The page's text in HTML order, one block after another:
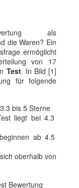
als
die Waren? Ein
ermöglicht
von 17
Test. In Bild [1]
für folgende
bis 5 Sterne
liegt bei 4.3
ab 4.5
oberhalb von